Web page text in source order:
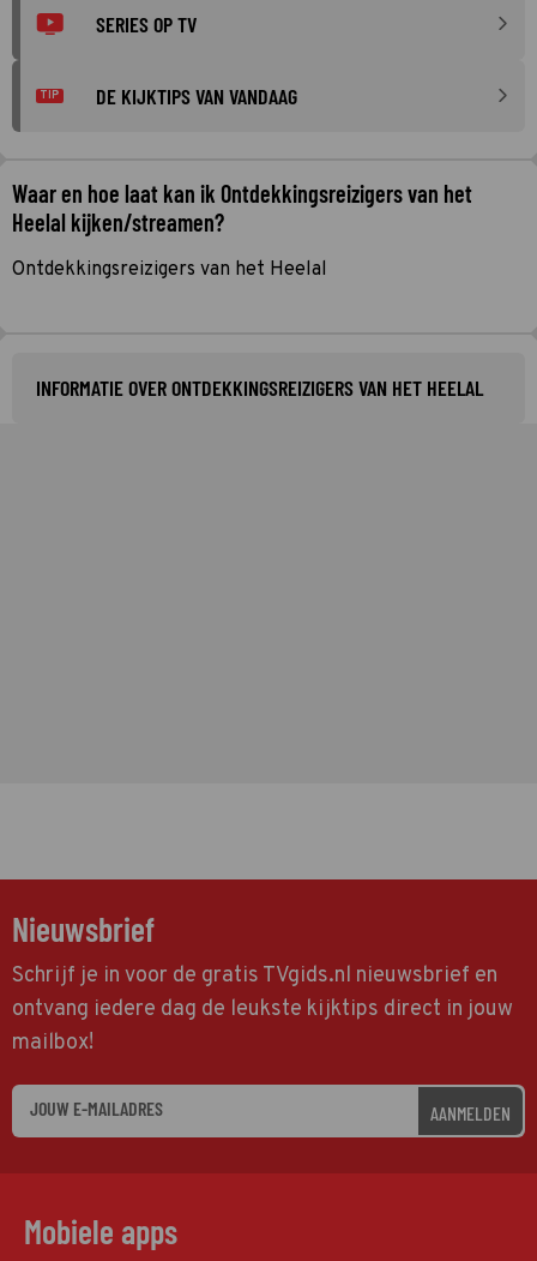
SERIES OP TV
TIP DE KIJKTIPS VAN VANDAAG
Waar en hoe laat kan ik Ontdekkingsreizigers van het
Heelal kijken/streamen?
Ontdekkingsreizigers van het Heelal
INFORMATIE OVER ONTDEKKINGSREIZIGERS VAN HET HEELAL
Nieuwsbrief
Schrijf je in voor de gratis TVgids.nl nieuwsbrief en
ontvang iedere dag de leukste kijktips direct in jouw
mailbox!
AANMELDEN
Mobiele apps